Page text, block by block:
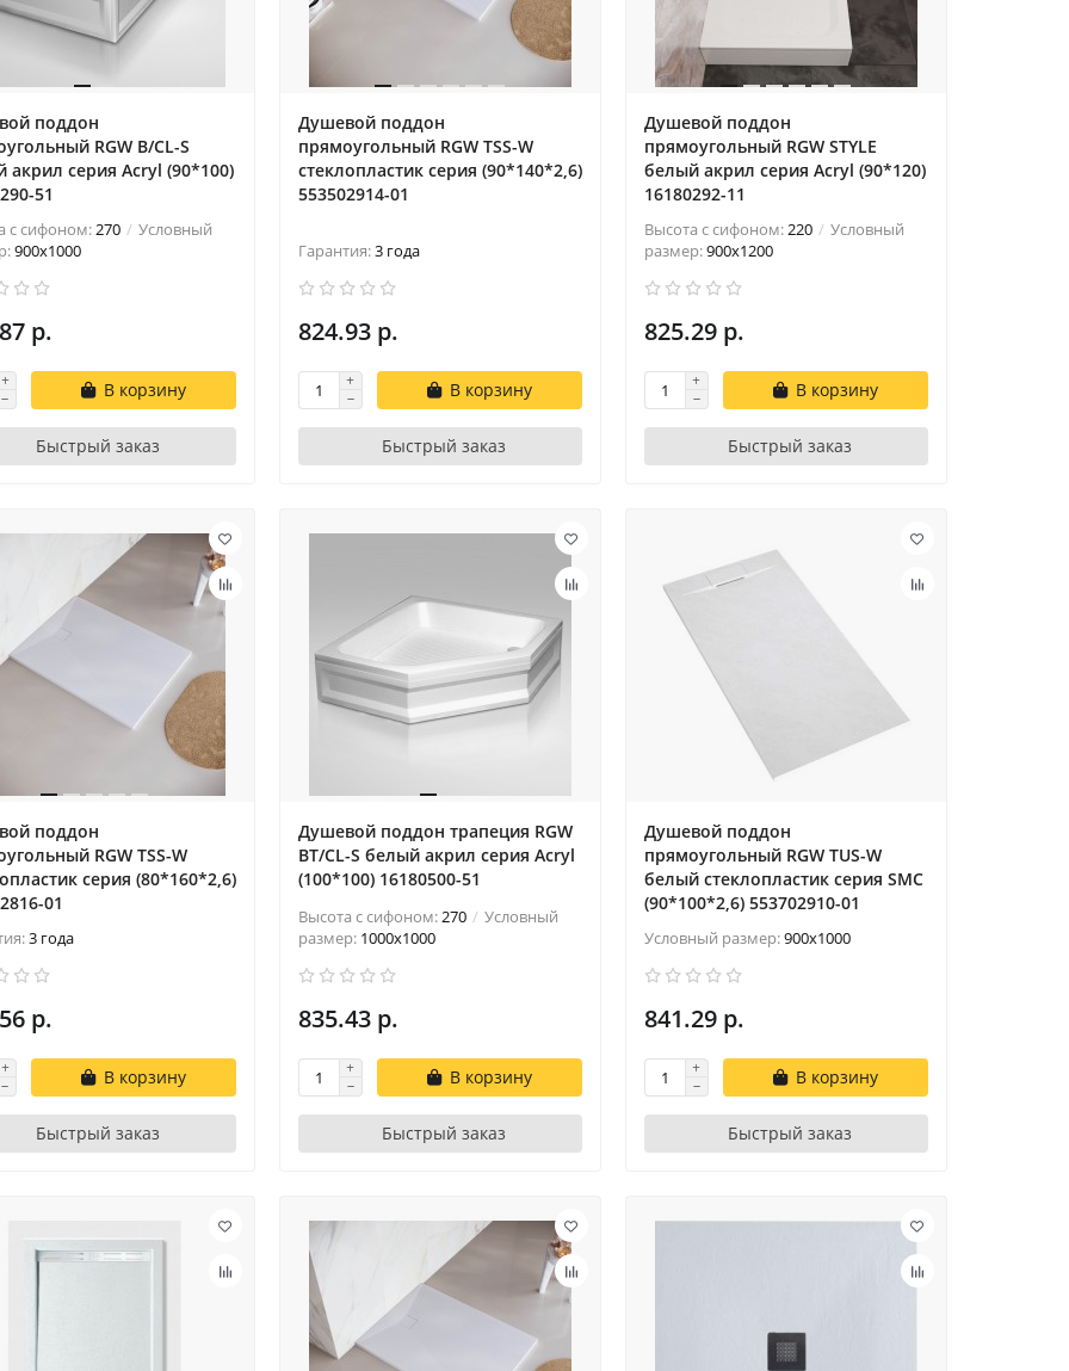
поддон
RGW B/CL-S
акрил cерия Acryl (90*100)
51
с сифоном:270
Условный
900x1000
р.
В корзину
Быстрый заказ
Душевой поддон
прямоугольный RGW TSS-W
cтеклопластик cерия (90*140*2,6)
553502914-01
Гарантия:3 года
824.93 р.
В корзину
Быстрый заказ
Душевой поддон
прямоугольный RGW STYLE
белый акрил cерия Acryl (90*120)
16180292-11
Высота с сифоном:220
Условный
размер:900x1200
825.29 р.
В корзину
Быстрый заказ
поддон
RGW TSS-W
cерия (80*160*2,6)
01
3 года
р.
В корзину
Быстрый заказ
Душевой поддон трапеция RGW
BT/CL-S белый акрил cерия Acryl
(100*100) 16180500-51
Высота с сифоном:270
Условный
размер: 1000x1000
835.43 р.
В корзину
Быстрый заказ
Душевой поддон
прямоугольный RGW TUS-W
белый cтеклопластик cерия SMC
(90*100*2,6) 553702910-01
Условный размер:900x1000
841.29 р.
В корзину
Быстрый заказ